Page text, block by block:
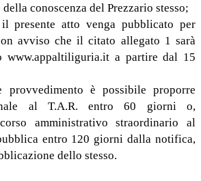
conoscenza del Prezzario stesso;
presente atto venga pubblicato per
avviso che il citato allegato 1 sarà
www.appaltiliguria.it a partire dal 15
provvedimento è possibile proporre
al T.A.R. entro 60 giorni o,
amministrativo straordinario al
entro 120 giorni dalla notifica,
dello stesso.